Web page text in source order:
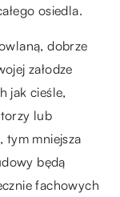
osiedla.
dobrze
załodze
jak cieśle,
lub
tym mniejsza
będą
fachowych